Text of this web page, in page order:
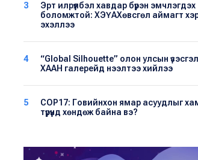
3
Эрт илрүүлбэл хавдар бүрэн эмчлэгдэх
боломжтой: ХЭҮА​Хөвсгөл аймагт
эхэллээ
4
“Global Silhouette” олон улсын
ХААН галерейд нээлтээ хийлээ
5
COP17: Говийнхон ямар асуудлыг
түрүүнд хөндөж байна вэ?